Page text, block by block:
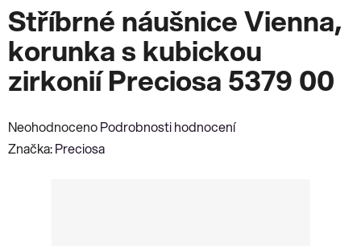
Stříbrné náušnice Vienna,
korunka s kubickou
zirkonií Preciosa 5379 00
Průměrné
hodnocení
NeohodnocenoPodrobnosti hodnocení
Značka:Preciosa